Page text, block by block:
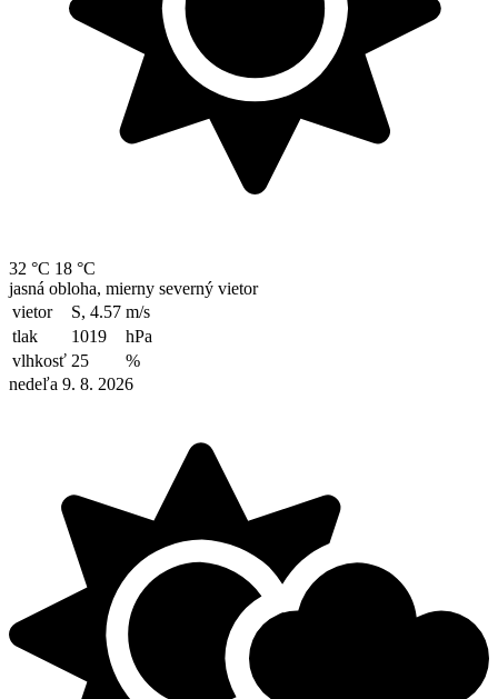
32 °C 18 °C
jasná obloha, mierny severný vietor
vietor
S, 4.57 m/s
tlak
1019
hPa
vlhkosť 25
%
nedeľa 9. 8. 2026